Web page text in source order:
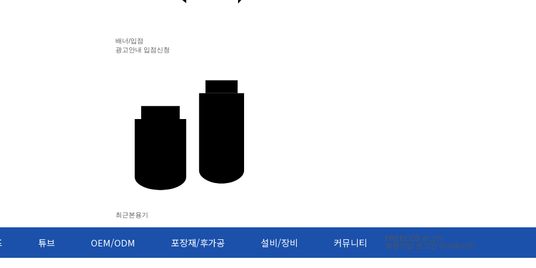
배너/입점
광고안내 입점신청
최근본용기
튜브 OEM/ODM 포장재/후가공 설비/장비 커뮤니티 FREECOS 로그인
회원가입 로그인 마이페이지